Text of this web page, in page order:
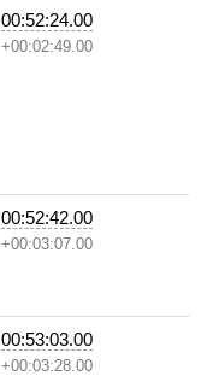
00:52:24.00
+00:02:49.00
00:52:42.00
+00:03:07.00
00:53:03.00
+00:03:28.00